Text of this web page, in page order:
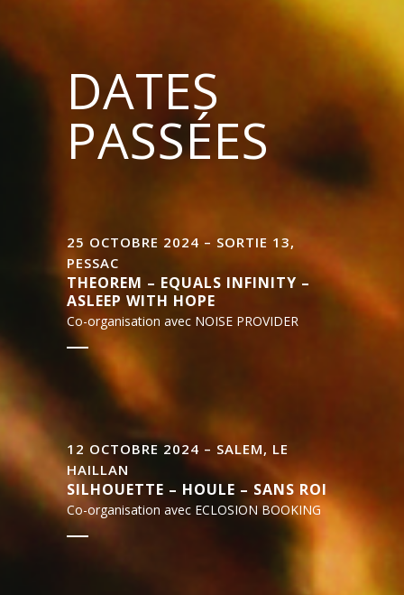
DATES
PASSÉES
25 OCTOBRE 2024 – SORTIE 13,
PESSAC
THEOREM – EQUALS INFINITY –
ASLEEP WITH HOPE
Co-organisation avec NOISE PROVIDER
12 OCTOBRE 2024 – SALEM, LE
HAILLAN
SILHOUETTE – HOULE – SANS ROI
Co-organisation avec ECLOSION BOOKING